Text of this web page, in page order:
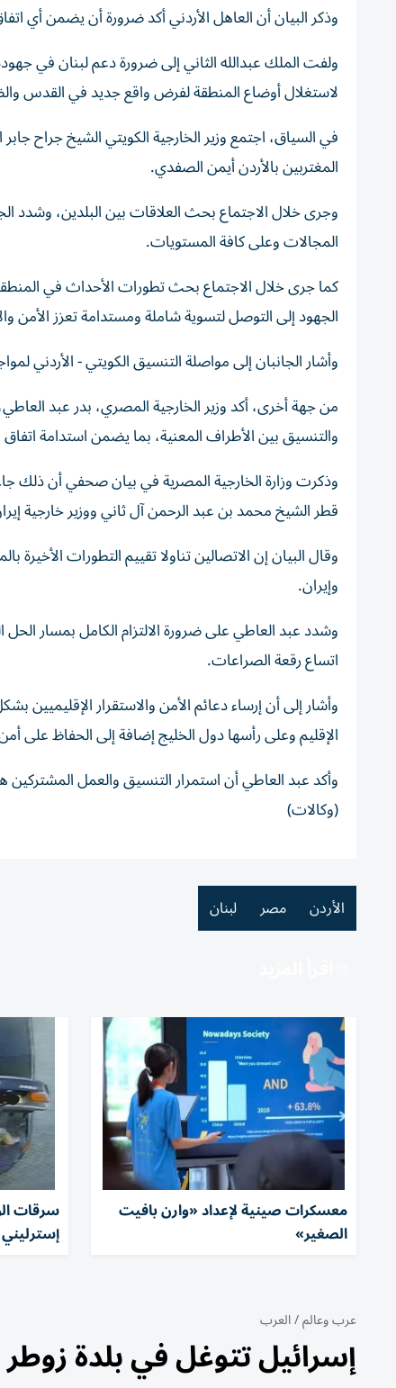
وذكر البيان أن العاهل الأردني أكد ضرورة أن يضمن أي
ولفت الملك عبدالله الثاني إلى ضرورة دعم لبنان في
لاستغلال أوضاع المنطقة لفرض واقع جديد في القدس
في السياق، اجتمع وزير الخارجية الكويتي الشيخ جراح
المغتربين بالأردن أيمن الصفدي.
وجرى خلال الاجتماع بحث العلاقات بين البلدين، وشدد
المجالات وعلى كافة المستويات.
كما جرى خلال الاجتماع بحث تطورات الأحداث في
الجهود إلى التوصل لتسوية شاملة ومستدامة تعزز الأمن
وأشار الجانبان إلى مواصلة التنسيق الكويتي - الأردني
من جهة أخرى، أكد وزير الخارجية المصري، بدر عبد
والتنسيق بين الأطراف المعنية، بما يضمن استدامة
وذكرت وزارة الخارجية المصرية في بيان صحفي أن ذلك جاء
قطر الشيخ محمد بن عبد الرحمن آل ثاني ووزير خارجية
وقال البيان إن الاتصالين تناولا تقييم التطورات
وإيران.
وشدد عبد العاطي على ضرورة الالتزام الكامل بمسار
اتساع رقعة الصراعات.
وأشار إلى أن إرساء دعائم الأمن والاستقرار الإقليميين
الإقليم وعلى رأسها دول الخليج إضافة إلى الحفاظ على أمن
وأكد عبد العاطي أن استمرار التنسيق والعمل
(وكالات)
الأردن مصر لبنان
معسكرات صينية لإعداد «وارن بافيت
الصغير»
عرب وعالم/العرب
إسرائيل تتوغل في بلدة زوطر